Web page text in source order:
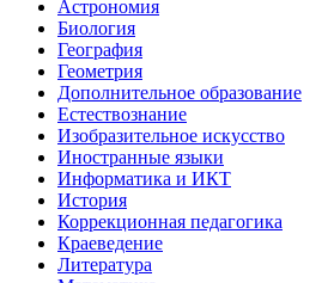
Астрономия
Биология
География
Геометрия
Дополнительное образование
Естествознание
Изобразительное искусство
Иностранные языки
Информатика и ИКТ
История
Коррекционная педагогика
Краеведение
Литература